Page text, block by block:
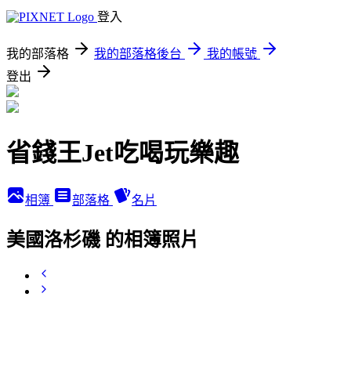
登入
我的部落格 我的部落格後台
我的帳號
登出
省錢王Jet吃喝玩樂趣
相簿 部落格 名片
美國洛杉磯 的相簿照片